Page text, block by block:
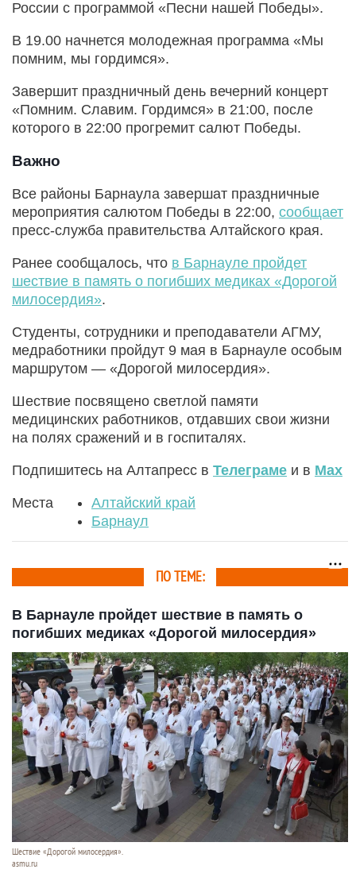
России с программой «Песни нашей Победы».
В 19.00 начнется молодежная программа «Мы
помним, мы гордимся».
Завершит праздничный день вечерний концерт
«Помним. Славим. Гордимся» в 21:00, после
которого в 22:00 прогремит салют Победы.
Важно
Все районы Барнаула завершат праздничные
мероприятия салютом Победы в 22:00, сообщает
пресс-служба правительства Алтайского края.
Ранее сообщалось, что в Барнауле пройдет
шествие в память о погибших медиках «Дорогой
милосердия».
Студенты, сотрудники и преподаватели АГМУ,
медработники пройдут 9 мая в Барнауле особым
маршрутом — «Дорогой милосердия».
Шествие посвящено светлой памяти
медицинских работников, отдавших свои жизни
на полях сражений и в госпиталях.
Подпишитесь на Алтапресс в Телеграме и в Max
Места
Алтайский край
Барнаул
ПО ТЕМЕ:
В Барнауле пройдет шествие в память о
погибших медиках «Дорогой милосердия»
Шествие «Дорогой милосердия».
asmu.ru